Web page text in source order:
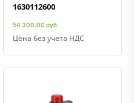
1630112600
54 300.00 руб.
Цена без учета НДС